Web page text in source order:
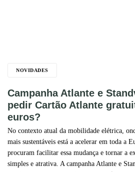
NOVIDADES
Campanha Atlante e
pedir Cartão Atlante
euros?
No contexto atual da mobilidade elétrica,
mais sustentáveis está a acelerar em toda a
procuram facilitar essa mudança e tornar a
simples e atrativa. A campanha Atlante e